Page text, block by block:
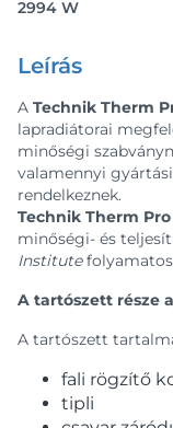
2994 W
Leírás
A Technik Therm
lapradiátorai
minőségi
valamennyi
rendelkeznek.
Technik Therm Pro
minőségi- és
Institute
A tartószett része
A tartószett
fali rögzítő
tipli